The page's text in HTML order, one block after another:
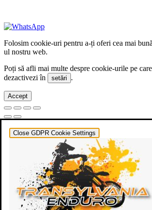
Folosim cookie-uri pentru a-ți oferi cea mai
ul nostru web.
Poți să afli mai multe despre cookie-urile pe
dezactivezi în
setări .
Accept
Close GDPR Cookie Settings